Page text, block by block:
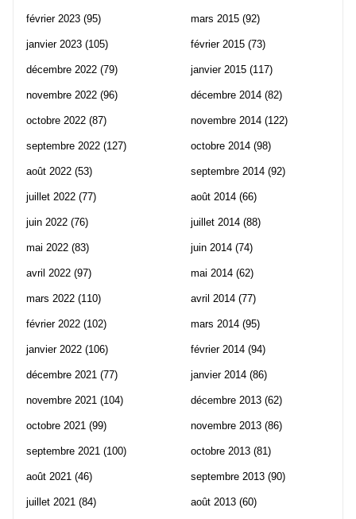
février 2023 (95)
janvier 2023 (105)
décembre 2022 (79)
novembre 2022 (96)
octobre 2022 (87)
septembre 2022 (127)
août 2022 (53)
juillet 2022 (77)
juin 2022 (76)
mai 2022 (83)
avril 2022 (97)
mars 2022 (110)
février 2022 (102)
janvier 2022 (106)
décembre 2021 (77)
novembre 2021 (104)
octobre 2021 (99)
septembre 2021 (100)
août 2021 (46)
juillet 2021 (84)
mars 2015 (92)
février 2015 (73)
janvier 2015 (117)
décembre 2014 (82)
novembre 2014 (122)
octobre 2014 (98)
septembre 2014 (92)
août 2014 (66)
juillet 2014 (88)
juin 2014 (74)
mai 2014 (62)
avril 2014 (77)
mars 2014 (95)
février 2014 (94)
janvier 2014 (86)
décembre 2013 (62)
novembre 2013 (86)
octobre 2013 (81)
septembre 2013 (90)
août 2013 (60)